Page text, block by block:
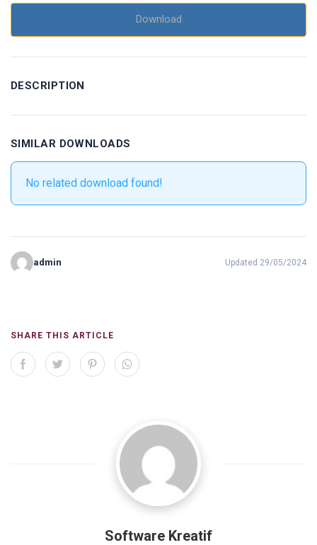
Download
DESCRIPTION
SIMILAR DOWNLOADS
No related download found!
admin Updated 29/05/2024
SHARE THIS ARTICLE
Software Kreatif